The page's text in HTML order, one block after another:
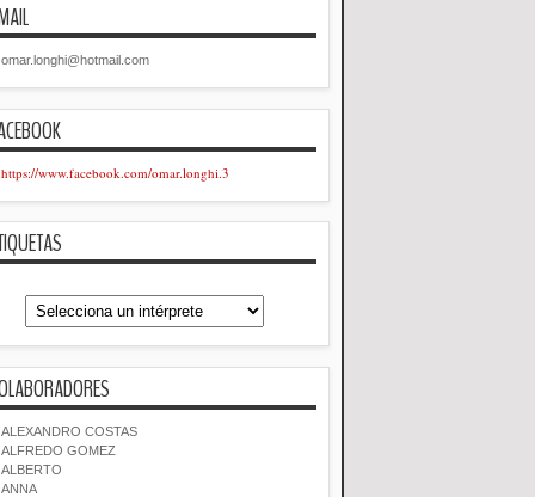
omar.longhi@hotmail.com
https://www.facebook.com/omar.longhi.3
ALEXANDRO COSTAS
ALFREDO GOMEZ
ALBERTO
ANNA